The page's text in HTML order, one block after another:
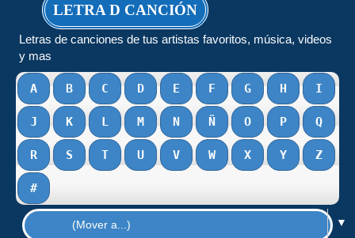
LETRA D CANCIÓN
Letras de canciones de tus artistas favoritos, música, videos
y mas
A B C D E F G H I
J K L M N Ñ O P Q
R S T U V W X Y Z
#
▼